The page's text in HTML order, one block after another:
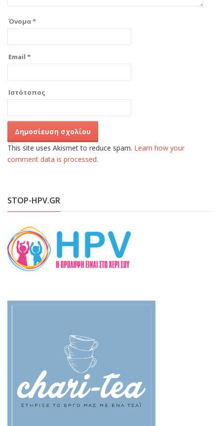
Όνομα*
Email *
Ιστότοπος
This site uses Akismet to reduce spam. Learn how your
comment data is processed.
STOP-HPV.GR